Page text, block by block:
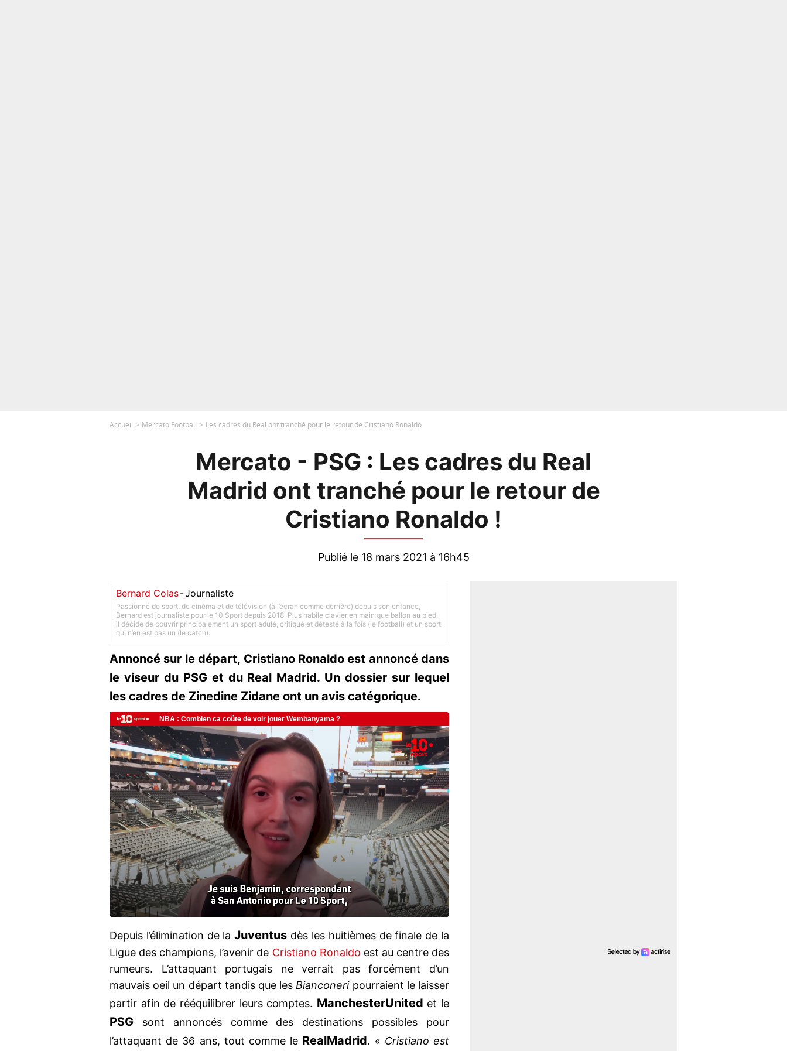
Accueil Mercato Football Les cadres du Real ont tranché pour le retour de Cristiano Ronaldo
Mercato - PSG : Les cadres du Real
Madrid ont tranché pour le retour de
Cristiano Ronaldo !
Publié le 18 mars 2021 à 16h45
Bernard Colas-Journaliste
Passionné de sport, de cinéma et de télévision (à l’écran comme derrière) depuis son enfance,
Bernard est journaliste pour le 10 Sport depuis 2018. Plus habile clavier en main que ballon au pied,
il décide de couvrir principalement un sport adulé, critiqué et détesté à la fois (le football) et un sport
qui n’en est pas un (le catch).
Annoncé sur le départ, Cristiano Ronaldo est annoncé dans
le viseur du PSG et du Real Madrid. Un dossier sur lequel
les cadres de Zinedine Zidane ont un avis catégorique.
Depuis l’élimination de laJuventus dès les huitièmes de finale de la
Ligue des champions, l’avenir de Cristiano Ronaldo est au centre des
rumeurs. L’attaquant portugais ne verrait pas forcément d’un
mauvais oeil un départ tandis que lesBianconeripourraient le laisser
partir afin de rééquilibrer leurs comptes. ManchesterUnited et le
PSG sont annoncés comme des destinations possibles pour
l’attaquant de 36 ans, tout comme le RealMadrid. « Cristiano est